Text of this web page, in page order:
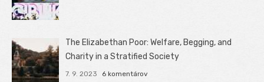
The Elizabethan Poor: Welfare, Begging, and
Charity in a Stratified Society
7. 9. 2023 6 komentárov